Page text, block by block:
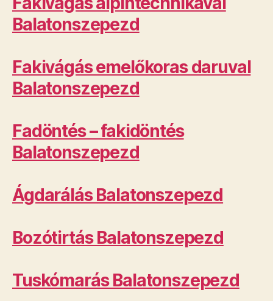
Balatonszepezd
Fakivágás emelőkoras daruval
Balatonszepezd
Fadöntés – fakidöntés
Balatonszepezd
Ágdarálás Balatonszepezd
Bozótirtás Balatonszepezd
Tuskómarás Balatonszepezd